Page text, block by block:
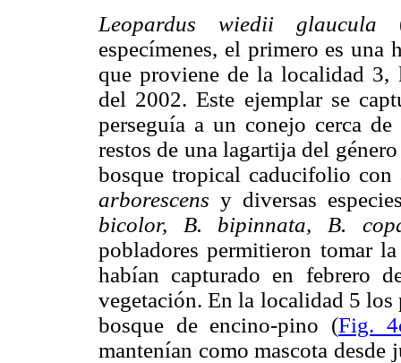
Leopardus wiedii glaucula
especímenes, el primero es una
que proviene de la localidad 3,
del 2002. Este ejemplar se
perseguía a un conejo cerca
restos de una lagartija del
bosque tropical caducifolio
arborescens y diversas
bicolor, B. bipinnata, B.
pobladores permitieron tomar
habían capturado en febrero
vegetación. En la localidad 5
bosque de encino-pino (Fig.
mantenían como mascota